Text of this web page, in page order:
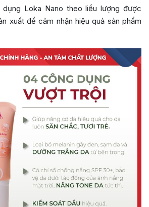
Loka Nano theo liều lượng được
xuất để cảm nhận hiệu quả sản phẩm